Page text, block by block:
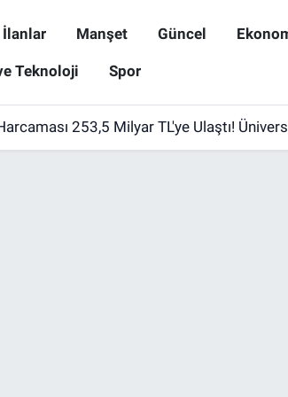
İlanlar Manşet Güncel
Teknoloji Spor
253,5 Milyar TL'ye Ulaştı!